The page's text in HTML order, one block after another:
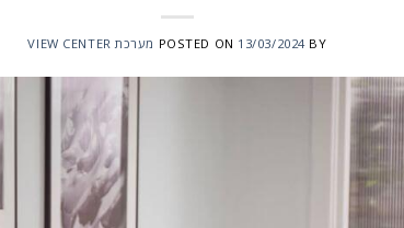
POSTED ON 13/03/2024 BY מערכת VIEW CENTER